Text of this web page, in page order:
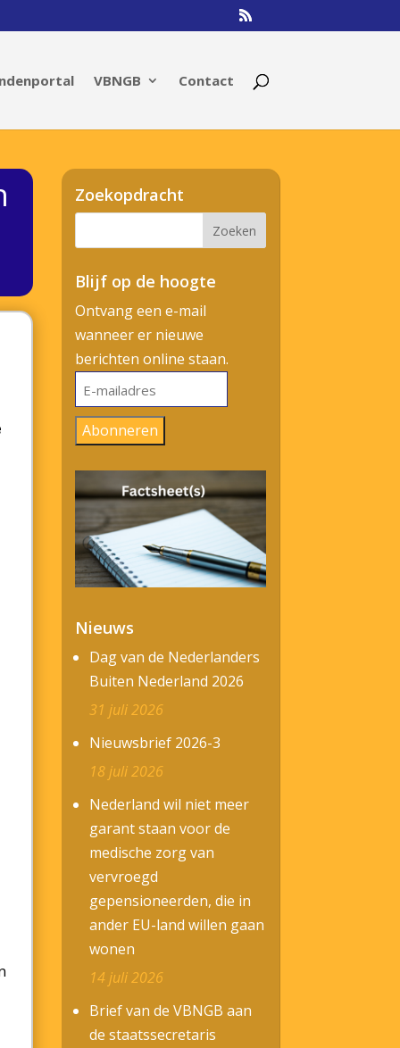
VBNGB Contact
Zoekopdracht
Blijf op de hoogte
Ontvang een e-mail
wanneer er nieuwe
berichten online staan.
E-
mailadres
Abonneren
Nieuws
Dag van de Nederlanders
Buiten Nederland 2026
31 juli 2026
Nieuwsbrief 2026-3
18 juli 2026
Nederland wil niet meer
garant staan voor de
medische zorg van
vervroegd
gepensioneerden, die in
ander EU-land willen gaan
wonen
14 juli 2026
Brief van de VBNGB aan
de staatssecretaris